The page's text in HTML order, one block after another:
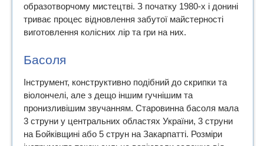
образотворчому мистецтві. З початку 1980-х і донині
триває процес відновлення забутої майстерності
виготовлення колісних лір та гри на них.
Басоля
Інструмент, конструктивно подібний до скрипки та
віолончелі, але з дещо іншим гучнішим та
пронизливішим звучанням. Старовинна басоля мала
3 струни у центральних областях України, 3 струни
на Бойківщині або 5 струн на Закарпатті. Розміри